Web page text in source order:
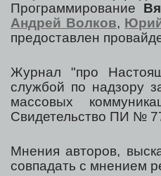
Программирование
Андрей Волков,
предоставлен
Журнал "про
службой по надзору
массовых
Свидетельство ПИ №
Мнения авторов,
совпадать с мнением